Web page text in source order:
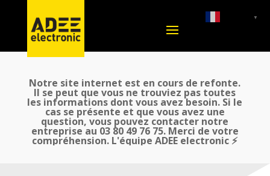
Notre site internet est en cours de refonte.
Il se peut que vous ne trouviez pas toutes
les informations dont vous avez besoin. Si le
cas se présente et que vous avez une
question, vous pouvez contacter notre
entreprise au 03 80 49 76 75. Merci de votre
compréhension. L'équipe ADEE electronic ⚡
▼